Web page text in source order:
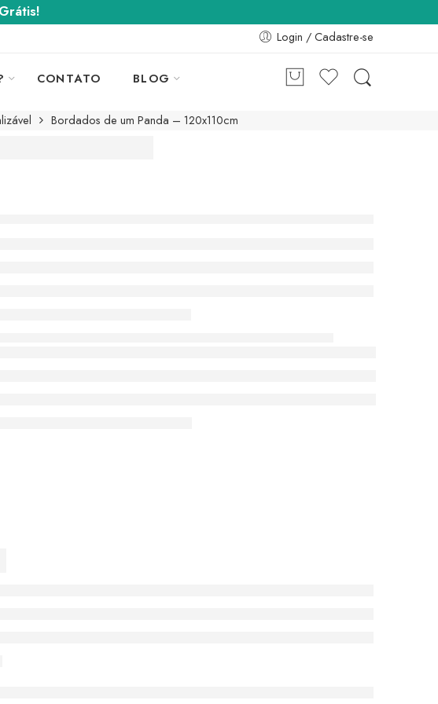
Login / Cadastre-se
CONTATO BLOG
Bordados de um Panda – 120x110cm